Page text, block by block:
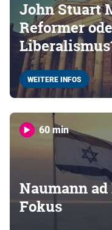
John Stuart
Reformer
WEITERE INFOS
60 min
Naumann
Fokus